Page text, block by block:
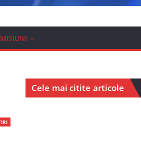
Cele mai citite articole